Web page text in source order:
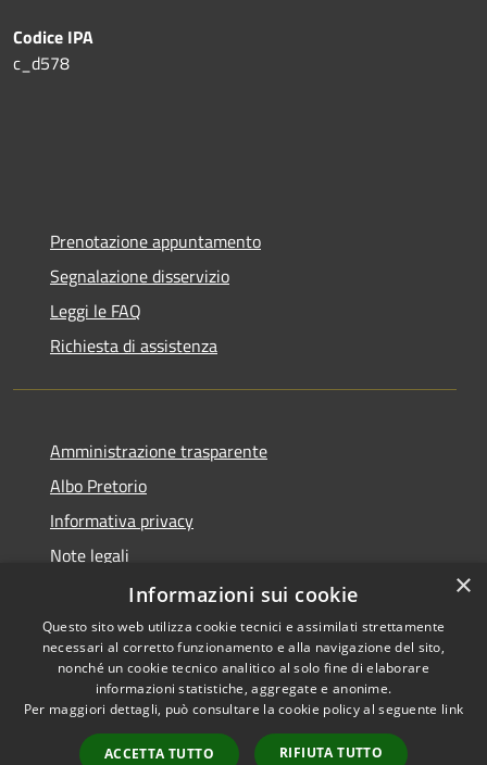
Codice IPA
c_d578
Prenotazione appuntamento
Segnalazione disservizio
Leggi le FAQ
Richiesta di assistenza
Amministrazione trasparente
Albo Pretorio
Informativa privacy
Note legali
Dichiarazione di accessibilità
RSS
Accessibilità
Copyright © 2026 • Comune di
Municipium• Accesso
×
Informazioni sui cookie
Questo sito web utilizza cookie tecnici e assimilati strettamente
necessari al corretto funzionamento e alla navigazione del sito,
nonché un cookie tecnico analitico al solo fine di elaborare
informazioni statistiche, aggregate e anonime.
Per maggiori dettagli, può consultare la cookie policy al seguente link
ACCETTA TUTTO RIFIUTA TUTTO